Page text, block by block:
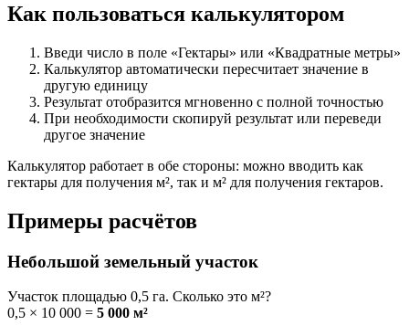
Как пользоваться калькулятором
Введи число в поле «Гектары» или «Квадратные метры»
Калькулятор автоматически пересчитает значение в
другую единицу
Результат отобразится мгновенно с полной точностью
При необходимости скопируй результат или переведи
другое значение
Калькулятор работает в обе стороны: можно вводить как
гектары для получения м², так и м² для получения гектаров.
Примеры расчётов
Небольшой земельный участок
Участок площадью 0,5 га. Сколько это м²?
0,5 × 10 000 = 5 000 м²